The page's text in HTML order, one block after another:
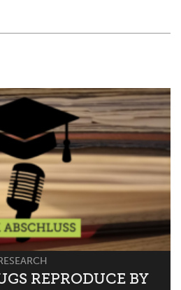
REPRODUCE BY